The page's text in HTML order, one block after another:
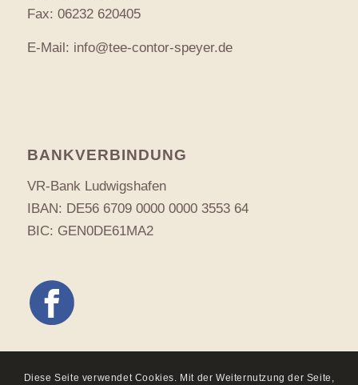
Fax: 06232 620405
E-Mail: info@tee-contor-speyer.de
BANKVERBINDUNG
VR-Bank Ludwigshafen
IBAN: DE56 6709 0000 0000 3553 64
BIC: GEN0DE61MA2
Diese Seite verwendet Cookies. Mit der Weiternutzung der Seite,